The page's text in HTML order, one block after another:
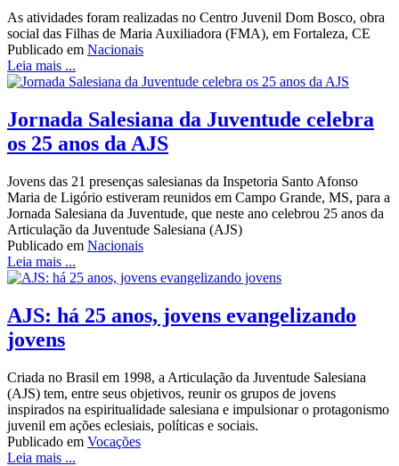
As atividades foram realizadas no Centro Juvenil Dom Bosco, obra
social das Filhas de Maria Auxiliadora (FMA), em Fortaleza, CE
Publicado em Nacionais
Leia mais ...
Jornada Salesiana da Juventude celebra
os 25 anos da AJS
Jovens das 21 presenças salesianas da Inspetoria Santo Afonso
Maria de Ligório estiveram reunidos em Campo Grande, MS, para a
Jornada Salesiana da Juventude, que neste ano celebrou 25 anos da
Articulação da Juventude Salesiana (AJS)
Publicado em Nacionais
Leia mais ...
AJS: há 25 anos, jovens evangelizando
jovens
Criada no Brasil em 1998, a Articulação da Juventude Salesiana
(AJS) tem, entre seus objetivos, reunir os grupos de jovens
inspirados na espiritualidade salesiana e impulsionar o protagonismo
juvenil em ações eclesiais, políticas e sociais.
Publicado em Vocações
Leia mais ...